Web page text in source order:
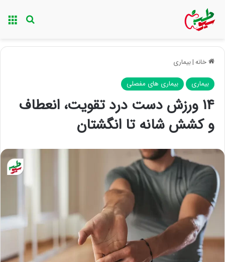
خانه|بیماری
بیماری بیماری های مفصلی
۱۴ ورزش دست درد تقویت، انعطاف
و کشش شانه تا انگشتان